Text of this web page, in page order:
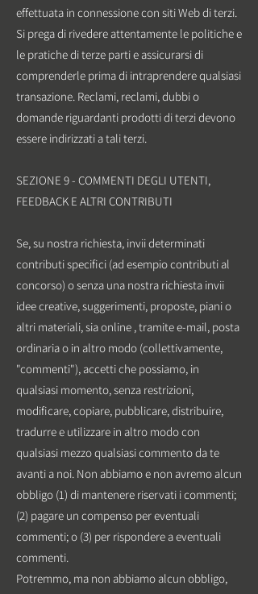
effettuata in connessione con siti Web di terzi.
Si prega di rivedere attentamente le politiche e
le pratiche di terze parti e assicurarsi di
comprenderle prima di intraprendere qualsiasi
transazione. Reclami, reclami, dubbi o
domande riguardanti prodotti di terzi devono
essere indirizzati a tali terzi.
SEZIONE 9 - COMMENTI DEGLI UTENTI,
FEEDBACK E ALTRI CONTRIBUTI
Se, su nostra richiesta, invii determinati
contributi specifici (ad esempio contributi al
concorso) o senza una nostra richiesta invii
idee creative, suggerimenti, proposte, piani o
altri materiali, sia online , tramite e-mail, posta
ordinaria o in altro modo (collettivamente,
"commenti"), accetti che possiamo, in
qualsiasi momento, senza restrizioni,
modificare, copiare, pubblicare, distribuire,
tradurre e utilizzare in altro modo con
qualsiasi mezzo qualsiasi commento da te
avanti a noi. Non abbiamo e non avremo alcun
obbligo (1) di mantenere riservati i commenti;
(2) pagare un compenso per eventuali
commenti; o (3) per rispondere a eventuali
commenti.
Potremmo, ma non abbiamo alcun obbligo,